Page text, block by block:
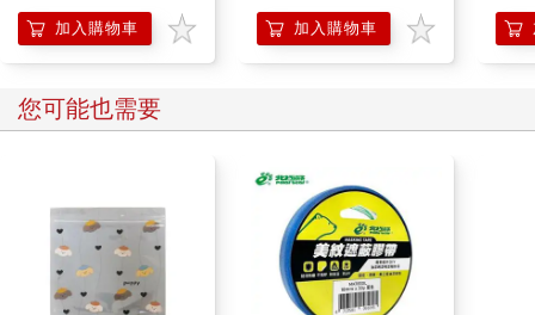
加入購物車 加入購物車
您可能也需要